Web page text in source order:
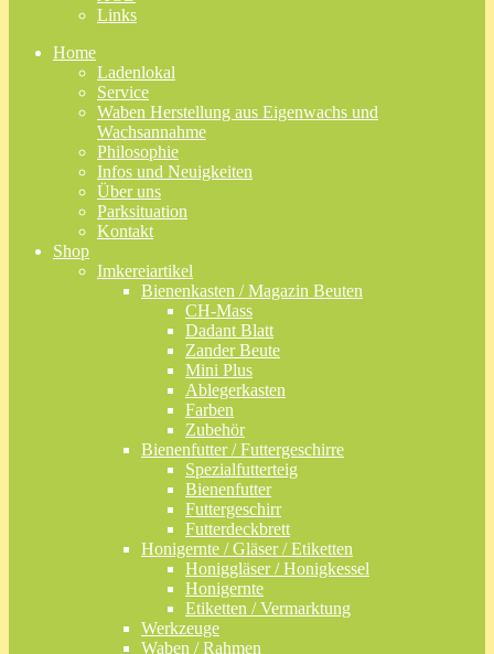
Links
Home
Ladenlokal
Service
Waben Herstellung aus Eigenwachs und
Wachsannahme
Philosophie
Infos und Neuigkeiten
Über uns
Parksituation
Kontakt
Shop
Imkereiartikel
Bienenkasten / Magazin Beuten
CH-Mass
Dadant Blatt
Zander Beute
Mini Plus
Ablegerkasten
Farben
Zubehör
Bienenfutter / Futtergeschirre
Spezialfutterteig
Bienenfutter
Futtergeschirr
Futterdeckbrett
Honigernte / Gläser / Etiketten
Honiggläser / Honigkessel
Honigernte
Etiketten / Vermarktung
Werkzeuge
Waben / Rahmen